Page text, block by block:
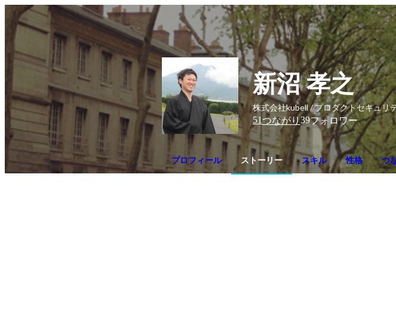
新沼 孝之
株式会社kubell / プロダクトセキュリ
51つながり39フォロワー
プロフィール ストーリー スキル 性格 つ